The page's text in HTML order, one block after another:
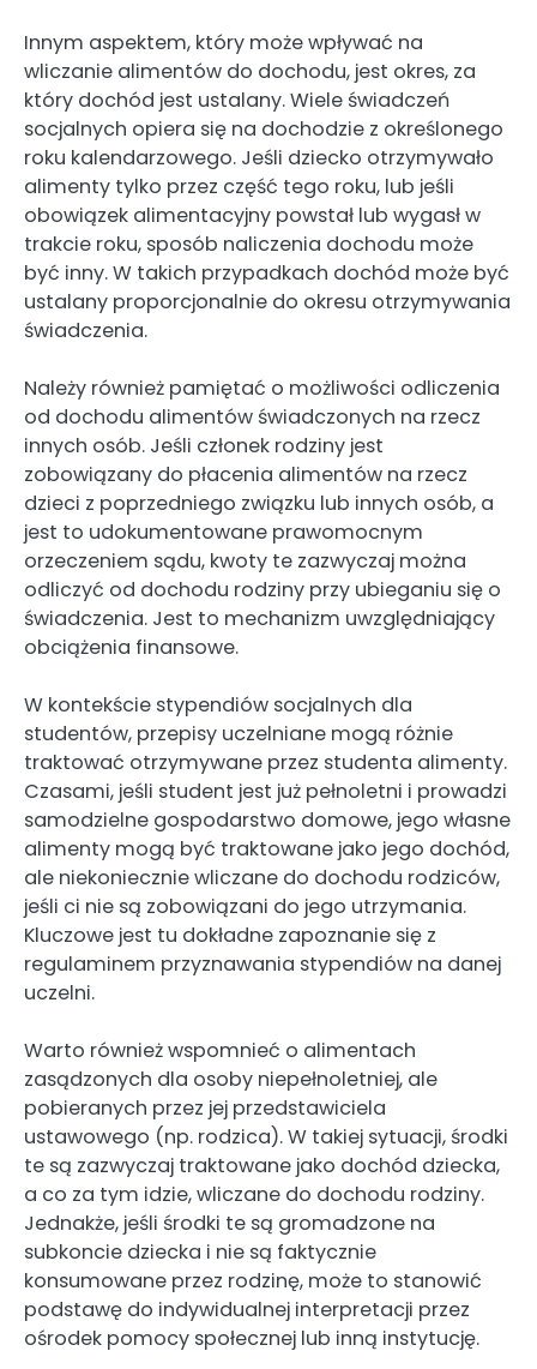
Innym aspektem, który może wpływać na
wliczanie alimentów do dochodu, jest okres, za
który dochód jest ustalany. Wiele świadczeń
socjalnych opiera się na dochodzie z określonego
roku kalendarzowego. Jeśli dziecko otrzymywało
alimenty tylko przez część tego roku, lub jeśli
obowiązek alimentacyjny powstał lub wygasł w
trakcie roku, sposób naliczenia dochodu może
być inny. W takich przypadkach dochód może być
ustalany proporcjonalnie do okresu otrzymywania
świadczenia.
Należy również pamiętać o możliwości odliczenia
od dochodu alimentów świadczonych na rzecz
innych osób. Jeśli członek rodziny jest
zobowiązany do płacenia alimentów na rzecz
dzieci z poprzedniego związku lub innych osób, a
jest to udokumentowane prawomocnym
orzeczeniem sądu, kwoty te zazwyczaj można
odliczyć od dochodu rodziny przy ubieganiu się o
świadczenia. Jest to mechanizm uwzględniający
obciążenia finansowe.
W kontekście stypendiów socjalnych dla
studentów, przepisy uczelniane mogą różnie
traktować otrzymywane przez studenta alimenty.
Czasami, jeśli student jest już pełnoletni i prowadzi
samodzielne gospodarstwo domowe, jego własne
alimenty mogą być traktowane jako jego dochód,
ale niekoniecznie wliczane do dochodu rodziców,
jeśli ci nie są zobowiązani do jego utrzymania.
Kluczowe jest tu dokładne zapoznanie się z
regulaminem przyznawania stypendiów na danej
uczelni.
Warto również wspomnieć o alimentach
zasądzonych dla osoby niepełnoletniej, ale
pobieranych przez jej przedstawiciela
ustawowego (np. rodzica). W takiej sytuacji, środki
te są zazwyczaj traktowane jako dochód dziecka,
a co za tym idzie, wliczane do dochodu rodziny.
Jednakże, jeśli środki te są gromadzone na
subkoncie dziecka i nie są faktycznie
konsumowane przez rodzinę, może to stanowić
podstawę do indywidualnej interpretacji przez
ośrodek pomocy społecznej lub inną instytucję.